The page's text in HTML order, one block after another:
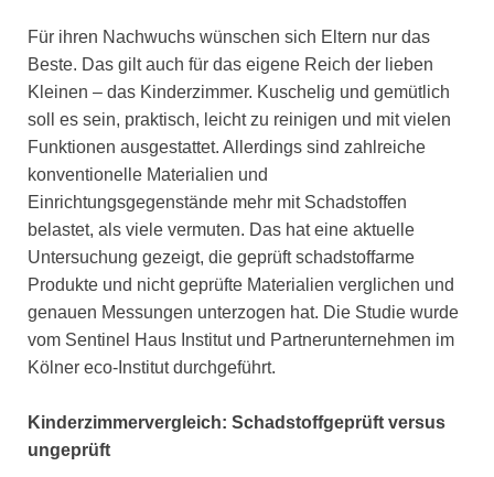
Für ihren Nachwuchs wünschen sich Eltern nur das
Beste. Das gilt auch für das eigene Reich der lieben
Kleinen – das Kinderzimmer. Kuschelig und gemütlich
soll es sein, praktisch, leicht zu reinigen und mit vielen
Funktionen ausgestattet. Allerdings sind zahlreiche
konventionelle Materialien und
Einrichtungsgegenstände mehr mit Schadstoffen
belastet, als viele vermuten. Das hat eine aktuelle
Untersuchung gezeigt, die geprüft schadstoffarme
Produkte und nicht geprüfte Materialien verglichen und
genauen Messungen unterzogen hat. Die Studie wurde
vom Sentinel Haus Institut und Partnerunternehmen im
Kölner eco-Institut durchgeführt.
Kinderzimmervergleich: Schadstoffgeprüft versus
ungeprüft